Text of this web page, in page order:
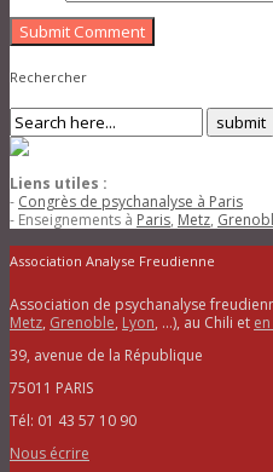
Submit Comment
Rechercher
Liens utiles :
- Congrès de psychanalyse à Paris
- Enseignements à Paris, Metz,
Association Analyse Freudienne
Association de psychanalyse
Metz, Grenoble, Lyon, …), au Chili et
39, avenue de la République
75011 PARIS
Tél: 01 43 57 10 90
Nous écrire